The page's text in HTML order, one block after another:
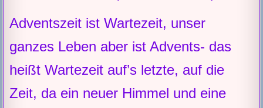
Adventszeit ist Wartezeit, unser
ganzes Leben aber ist Advents- das
heißt Wartezeit auf’s letzte, auf die
Zeit, da ein neuer Himmel und eine